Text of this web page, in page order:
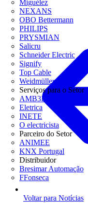
Miguélez
NEXANS
OBO Bettermann
PHILIPS
PRYSMIAN
Salicru
Schneider Electric
Signify
Top Cable
Weidmüller
Serviços para o Setor
AMB3E
Eletrica
INETE
O electricista
Parceiro do Setor
ANIMEE
KNX Portugal
Distribuidor
Bresimar Automação
FFonseca
Voltar para Notícias